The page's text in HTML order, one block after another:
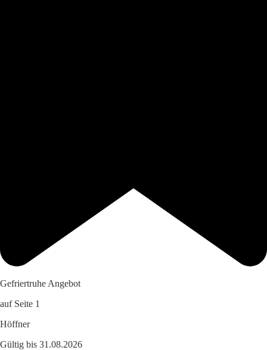
Gefriertruhe Angebot
auf Seite 1
Höffner
Gültig bis 31.08.2026